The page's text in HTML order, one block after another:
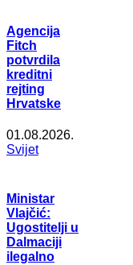
Agencija
Fitch
potvrdila
kreditni
rejting
Hrvatske
01.08.2026.
Svijet
Ministar
Vlajčić:
Ugostitelji u
Dalmaciji
ilegalno